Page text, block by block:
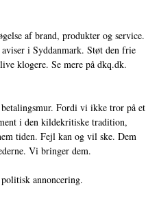
af brand, produkter og service.
i Syddanmark. Støt den frie
klogere. Se mere på dkq.dk.
Fordi vi ikke tror på et
i den kildekritiske tradition,
tiden. Fejl kan og vil ske. Dem
Vi bringer dem.
annoncering.